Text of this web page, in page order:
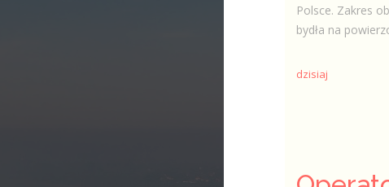
Polsce. Zakres
bydła na
dzisiaj